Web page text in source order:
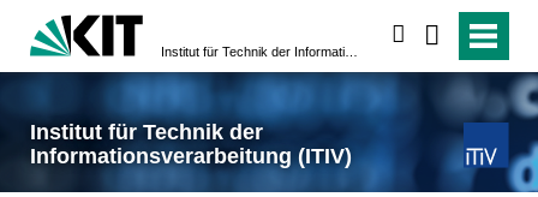
Institut für Technik der
Informationsverarbeitung (ITIV)